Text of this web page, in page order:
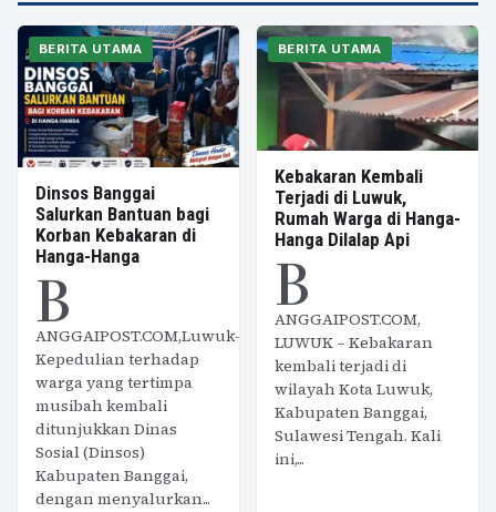
BERITA UTAMA
Dinsos Banggai
Salurkan Bantuan bagi
Korban Kebakaran di
Hanga-Hanga
B
ANGGAIPOST.COM,Luwuk–
Kepedulian terhadap
warga yang tertimpa
musibah kembali
ditunjukkan Dinas
Sosial (Dinsos)
Kabupaten Banggai,
dengan menyalurkan...
BERITA UTAMA
Kebakaran Kembali
Terjadi di Luwuk,
Rumah Warga di Hanga-
Hanga Dilalap Api
B
ANGGAIPOST.COM,
LUWUK – Kebakaran
kembali terjadi di
wilayah Kota Luwuk,
Kabupaten Banggai,
Sulawesi Tengah. Kali
ini,...